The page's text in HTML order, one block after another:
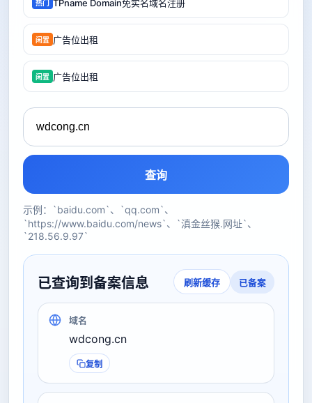
热门 TPname Domain免实名域名注册
闲置 广告位出租
闲置 广告位出租
查询
示例：`baidu.com`、`qq.com`、
`https://www.baidu.com/news`、`滇金丝猴.网址`、
`218.56.9.97`
已查询到备案信息 刷新缓存 已备案
域名
wdcong.cn
复制